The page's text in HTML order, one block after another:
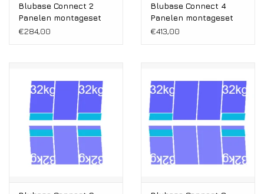
0% BTW tarief
Blubase Connect 2
Panelen montageset
Oost/West Portrait
€284,00
Blubase Connect 4
Panelen montageset
Oost/West Portrait
€413,00